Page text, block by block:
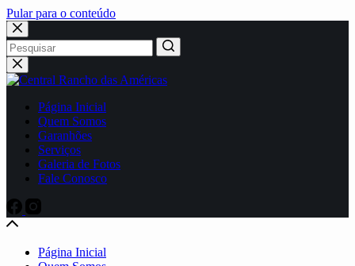
Pular para o conteúdo
No
results
Página Inicial
Quem Somos
Garanhões
Serviços
Galeria de Fotos
Fale Conosco
Página Inicial